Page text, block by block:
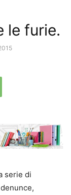
le furie.
serie di